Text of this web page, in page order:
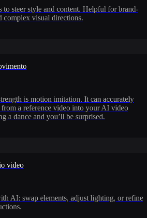
to steer style and content. Helpful for brand-
complex visual directions.
is motion imitation. It can accurately
a reference video into your AI video
a dance and you’ll be surprised.
video
AI: swap elements, adjust lighting, or refine